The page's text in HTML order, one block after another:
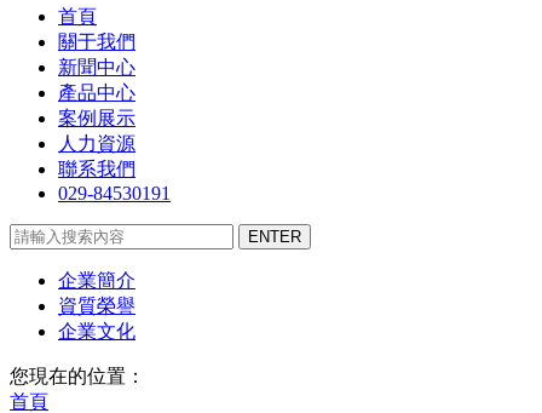
首頁
關于我們
新聞中心
產品中心
案例展示
人力資源
聯系我們
029-84530191
企業簡介
資質榮譽
企業文化
您現在的位置：
首頁